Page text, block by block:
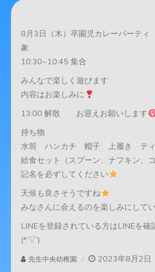
8月3日（木）卒園児カレーパーテ
象
10:30~10:45 集合
みんなで楽しく遊びます
内容はお楽しみに
13:00 解散 お迎えお願いします‍
持ち物
水筒 ハンカチ 帽子 上履き ティ
給食セット（スプーン、ナフキン、コ
記名を必ずしてください
天候も良さそうですね
みなさんに会えるのを楽しみにして
LINEを登録されている方はLINEを確
(*’▽’)
先生中央幼稚園 2023年8月2日